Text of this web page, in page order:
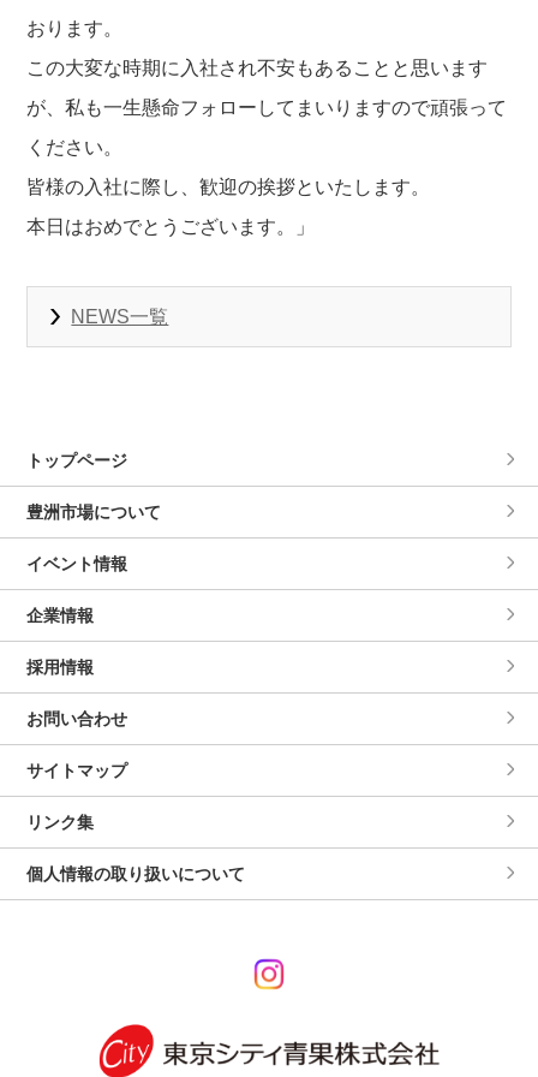
おります。
この大変な時期に入社され不安もあることと思います
が、私も一生懸命フォローしてまいりますので頑張って
ください。
皆様の入社に際し、歓迎の挨拶といたします。
本日はおめでとうございます。」
NEWS一覧
トップページ
豊洲市場について
イベント情報
企業情報
採用情報
お問い合わせ
サイトマップ
リンク集
個人情報の取り扱いについて